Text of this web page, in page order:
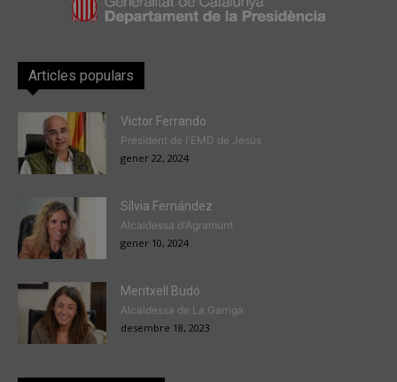
Articles populars
Victor Ferrando
President de l'EMD de Jesús
gener 22, 2024
Sílvia Fernández
Alcaldessa d'Agramunt
gener 10, 2024
Meritxell Budó
Alcaldessa de La Garriga
desembre 18, 2023